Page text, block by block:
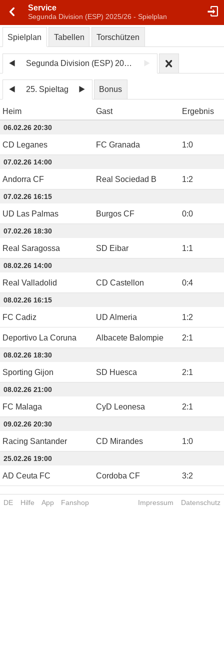
Service
Segunda Division (ESP) 2025/26 - Spielplan
Spielplan Tabellen Torschützen
Segunda Division (ESP) 2025/26
25. Spieltag Bonus
Heim Gast Ergebnis
06.02.26 20:30
CD Leganes FC Granada 1:0
07.02.26 14:00
Andorra CF Real Sociedad B 1:2
07.02.26 16:15
UD Las Palmas Burgos CF 0:0
07.02.26 18:30
Real Saragossa SD Eibar 1:1
08.02.26 14:00
Real Valladolid CD Castellon 0:4
08.02.26 16:15
FC Cadiz UD Almeria 1:2
Deportivo La Coruna Albacete Balompie 2:1
08.02.26 18:30
Sporting Gijon SD Huesca 2:1
08.02.26 21:00
FC Malaga CyD Leonesa 2:1
09.02.26 20:30
Racing Santander CD Mirandes 1:0
25.02.26 19:00
AD Ceuta FC Cordoba CF 3:2
DE Hilfe App Fanshop Impressum Datenschutz